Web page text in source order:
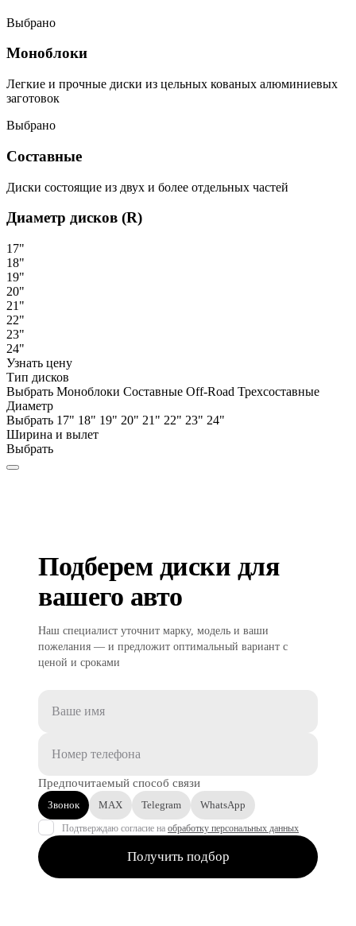
Выбрано
Моноблоки
Легкие и прочные диски из цельных кованых алюминиевых
заготовок
Выбрано
Составные
Диски состоящие из двух и более отдельных частей
Диаметр дисков (R)
17"
18"
19"
20"
21"
22"
23"
24"
Узнать цену
Тип дисков
Выбрать Моноблоки Составные Off-Road Трехсоставные
Диаметр
Выбрать 17" 18" 19" 20" 21" 22" 23" 24"
Ширина и вылет
Выбрать
Подберем диски для
вашего авто
Наш специалист уточнит марку, модель и ваши
пожелания — и предложит оптимальный вариант с
ценой и сроками
Предпочитаемый способ связи
Звонок MAX Telegram WhatsApp
Подтверждаю согласие на обработку персональных данных
Получить подбор